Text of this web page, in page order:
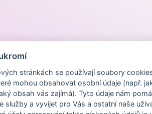
stránkách se používají soubory
mohou obsahovat osobní údaje (např.
obsah vás zajímá). Tyto údaje nám
služby a vyvíjet pro Vás a ostatní naše